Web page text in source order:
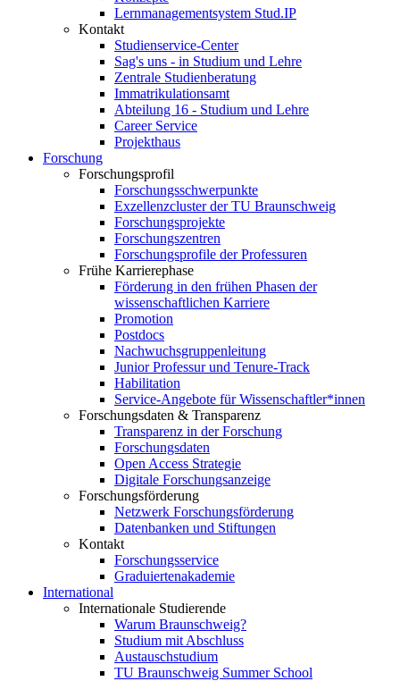
Lernmanagementsystem Stud.IP
Kontakt
Studienservice-Center
Sag's uns - in Studium und Lehre
Zentrale Studienberatung
Immatrikulationsamt
Abteilung 16 - Studium und Lehre
Career Service
Projekthaus
Forschung
Forschungsprofil
Forschungsschwerpunkte
Exzellenzcluster der TU Braunschweig
Forschungsprojekte
Forschungszentren
Forschungsprofile der Professuren
Frühe Karrierephase
Förderung in den frühen Phasen der
wissenschaftlichen Karriere
Promotion
Postdocs
Nachwuchsgruppenleitung
Junior Professur und Tenure-Track
Habilitation
Service-Angebote für Wissenschaftler*innen
Forschungsdaten & Transparenz
Transparenz in der Forschung
Forschungsdaten
Open Access Strategie
Digitale Forschungsanzeige
Forschungsförderung
Netzwerk Forschungsförderung
Datenbanken und Stiftungen
Kontakt
Forschungsservice
Graduiertenakademie
International
Internationale Studierende
Warum Braunschweig?
Studium mit Abschluss
Austauschstudium
TU Braunschweig Summer School